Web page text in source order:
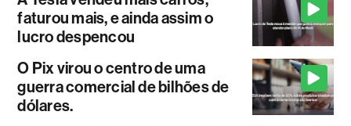
faturou mais, e ainda assim o
lucro despencou
O Pix virou o centro de uma
guerra comercial de bilhões de
dólares.